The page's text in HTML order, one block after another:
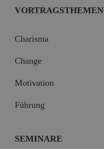
VORTRAGSTHEMEN
Charisma
Change
Motivation
Führung
SEMINARE